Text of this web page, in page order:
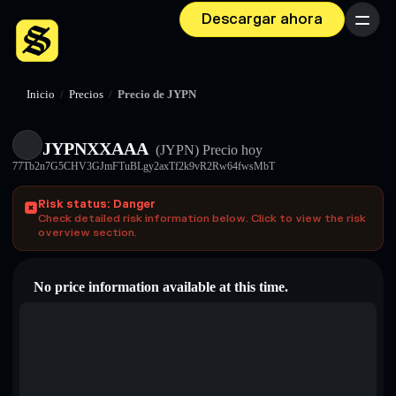
Descargar ahora Menú
Inicio / Precios / Precio de JYPN
JYPNXXAAA (JYPN) Precio hoy
77Tb2n7G5CHV3GJmFTuBLgy2axTf2k9vR2Rw64fwsMbT
Risk status: Danger
Check detailed risk information below. Click to view the risk
overview section.
No price information available at this time.